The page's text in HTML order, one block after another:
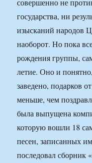
совершенно не
государства, ни
изысканий народов
наоборот. Но пока
рождения группы,
летие. Оно и
заведено, подарков
меньше, чем
была выпущена
которую вошли 18
песен, записанных
последовал сборник